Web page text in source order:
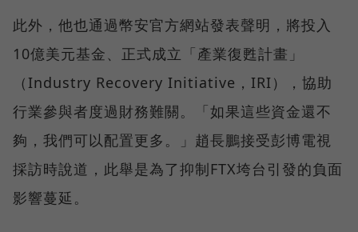
此外，他也通過幣安官方網站發表聲明，將投入
10億美元基金、正式成立「產業復甦計畫」
（Industry Recovery Initiative，IRI），協助
行業參與者度過財務難關。「如果這些資金還不
夠，我們可以配置更多。」趙長鵬接受彭博電視
採訪時說道，此舉是為了抑制FTX垮台引發的負面
影響蔓延。